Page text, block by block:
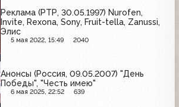
Реклама (РТР, 30.05.1997) Nurofen,
Invite, Rexona, Sony, Fruit-tella, Zanussi,
Элис
5 мая 2022, 15:49 2040
Анонсы (Россия, 09.05.2007) "День
Победы", "Честь имею"
6 мая 2025, 22:52 639